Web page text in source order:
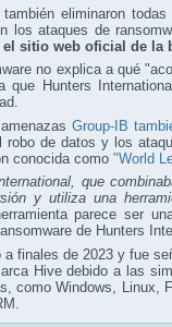
también eliminaron
los ataques de
sitio web oficial de la
no explica a qué
que Hunters
Group-IB
robo de datos y los
conocida como "World
que
y utiliza una
parece ser
de Hunters
a finales de 2023 y fue
Hive debido a las
como Windows, Linux,